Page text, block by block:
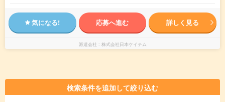
気になる! 応募へ進む 詳しく見る
派遣会社 株式会社日本ケイテム
検索条件を追加して絞り込む